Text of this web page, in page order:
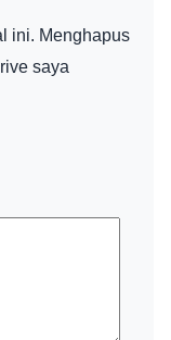
ini. Menghapus
saya